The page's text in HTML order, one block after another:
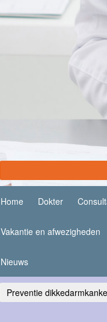
Home Dokter
Vakantie en afwezigheden
Nieuws
Preventie